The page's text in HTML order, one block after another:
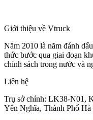
Giới thiệu về Vtruck
Năm 2010 là năm đánh
thức bước qua giai đoạn
chính sách trong nước và
Liên hệ
Trụ sở chính: LK38-N01,
Yên Nghĩa, Thành Phố Hà